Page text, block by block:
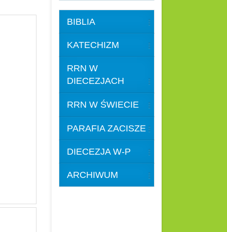
BIBLIA
KATECHIZM
RRN W
DIECEZJACH
RRN W ŚWIECIE
PARAFIA ZACISZE
DIECEZJA W-P
ARCHIWUM